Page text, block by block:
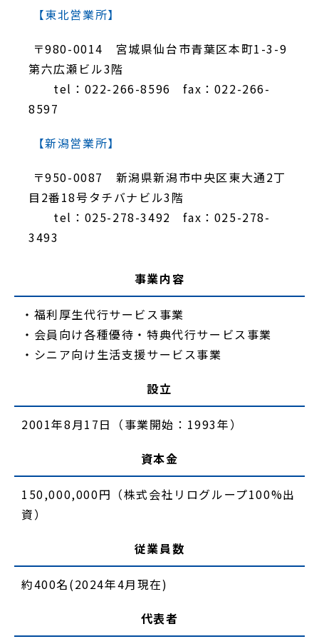
【東北営業所】
〒980-0014 宮城県仙台市青葉区本町1-3-9
第六広瀬ビル3階
tel：022-266-8596 fax：022-266-
8597
【新潟営業所】
〒950-0087 新潟県新潟市中央区東大通2丁
目2番18号タチバナビル3階
tel：025-278-3492 fax：025-278-
3493
事業内容
・福利厚生代行サービス事業
・会員向け各種優待・特典代行サービス事業
・シニア向け生活支援サービス事業
設立
2001年8月17日（事業開始：1993年）
資本金
150,000,000円（株式会社リログループ100%出
資）
従業員数
約400名(2024年4月現在)
代表者